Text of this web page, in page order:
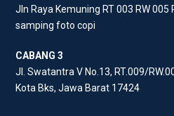
Jln Raya Kemuning RT 003 RW 005
samping foto copi
CABANG 3
Jl. Swatantra V No.13, RT.009/
Kota Bks, Jawa Barat 17424